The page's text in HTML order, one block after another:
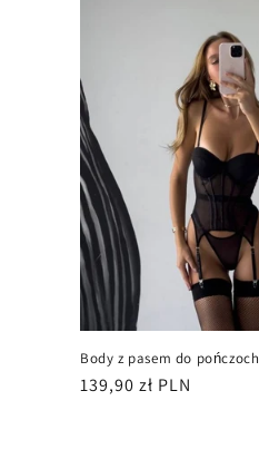
Body z pasem do pończoch
Cena
139,90 zł PLN